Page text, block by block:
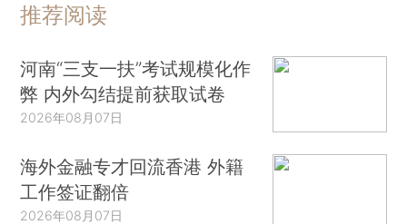
推荐阅读
河南“三支一扶”考试规模化作
弊 内外勾结提前获取试卷
2026年08月07日
海外金融专才回流香港 外籍
工作签证翻倍
2026年08月07日